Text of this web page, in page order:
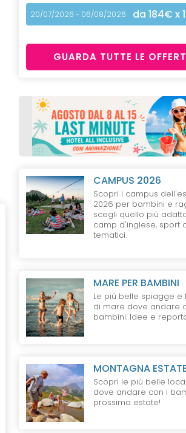
20/07/2026 - 06/08/2026 da 184€ x
GUARDA TUTTE LE
CAMPUS 2026
Scopri i campus
2026 per bambini e
scegli quello più
camp d'inglese, sport
tematici.
MARE PER BAMBINI
Le più belle spiagge e
di mare dove andare
bambini. Idee e
MONTAGNA ESTATE
Scopri le più belle
dove andare con i
prossima estate!